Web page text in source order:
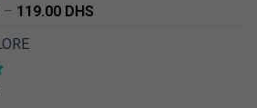
– 119.00 DHS